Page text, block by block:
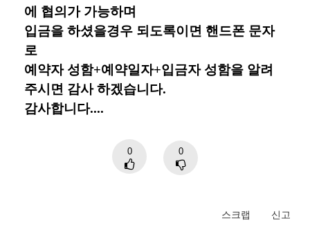
에 협의가 가능하며
입금을 하셨을경우 되도록이면 핸드폰 문자
로
예약자 성함+예약일자+입금자 성함을 알려
주시면 감사 하겠습니다.
감사합니다....
0 0
스크랩 신고